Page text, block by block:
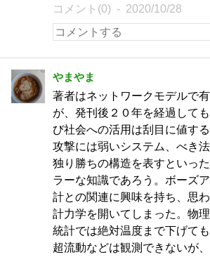
コメント(0) 2020/10/28
やまやま
著者はネットワークモデルで
が、発刊後２０年を経過して
び社会への活用は刮目に値す
攻撃には弱いシステム、べき
独り勝ちの構造を表すといっ
ラーな知識であろう。ボーズ
計との関連に興味を持ち、思
計力学を開いてしまった。物
統計では絶対温度まで下げて
超流動などは観測できないが